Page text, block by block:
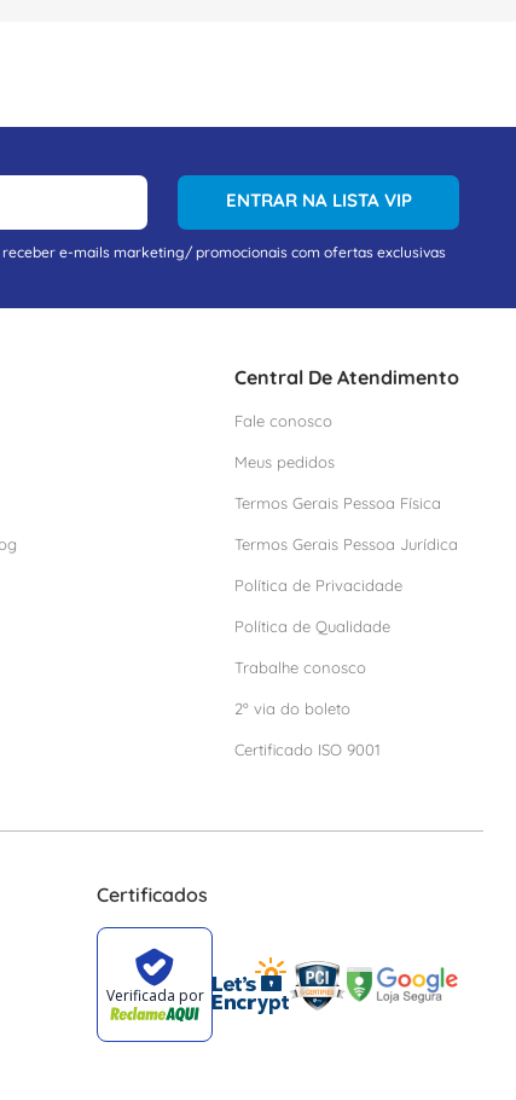
ENTRAR NA LISTA VIP
e-mails marketing/ promocionais com ofertas exclusivas
Central De Atendimento
Fale conosco
Meus pedidos
Termos Gerais Pessoa Física
Termos Gerais Pessoa Jurídica
Política de Privacidade
Política de Qualidade
Trabalhe conosco
2º via do boleto
Certificado ISO 9001
Certificados